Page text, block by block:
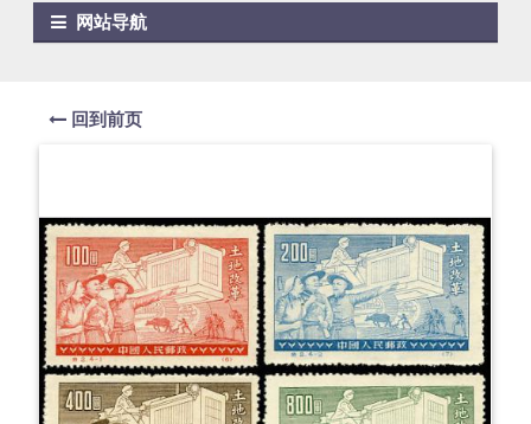
网站导航
回到前页